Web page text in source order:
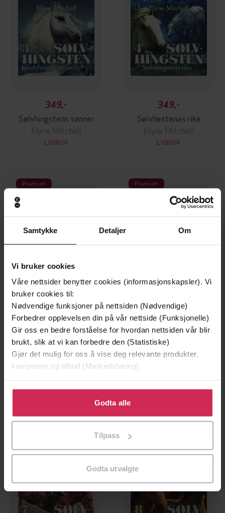
Samtykke Detaljer Om
Vi bruker cookies
Våre nettsider benytter cookies (informasjonskapsler). Vi
bruker cookies til:
Nødvendige funksjoner på nettsiden (Nødvendige)
Forbedrer opplevelsen din på vår nettside (Funksjonelle)
Gir oss en bedre forståelse for hvordan nettsiden vår blir
brukt, slik at vi kan forbedre den (Statistiske)
Gjør det mulig for oss å vise deg relevante produkter,
kampanjer og tilbud (Markedsføring)
Klikk på «Godta alle» for å gi oss ditt samtykke til å
bruke cookies for alle disse formålene. Du kan også
tilpasse ditt samtykke til spesifikke formål ved å klikke
Godta alle
Tilpass
Godta utvalgte
349,-
Sølvhingstens sønner
Elyne Mitchell
LYDBOK
349,-
Sølvhestenes rike
Elyne Mitchell
LYDBOK
Premium
349,-
Sølvhingstens siste triumf
Elyne Mitchell
LYDBOK
Premium
349,-
Sølvhingstens arv
Elyne Mitchell